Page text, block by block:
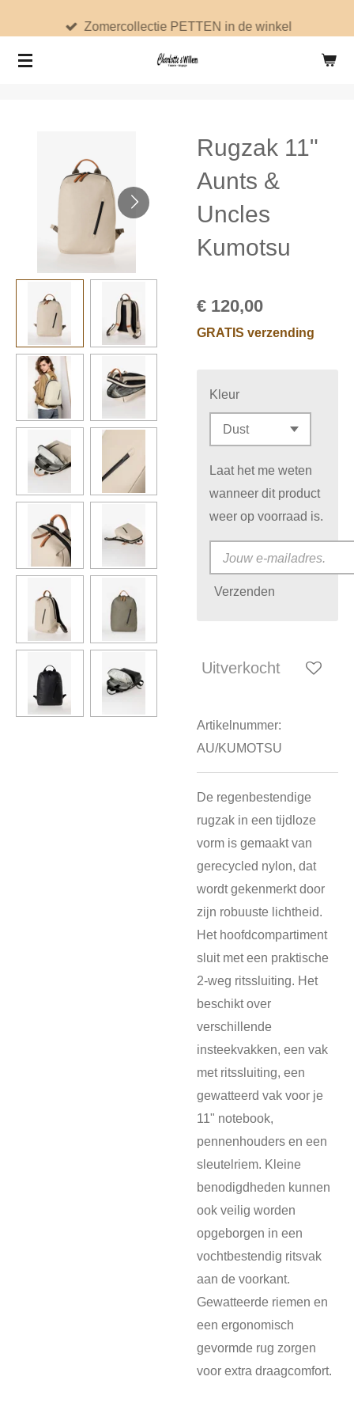
direct
naar
Zomercollectie PETTEN in de winkel
Rugzak 11"
Aunts &
Uncles
Kumotsu
€ 120,00
GRATIS verzending
Kleur
Laat het me weten
wanneer dit product
weer op voorraad is.
Verzenden
Uitverkocht
Artikelnummer:
AU/KUMOTSU
De regenbestendige
rugzak in een tijdloze
vorm is gemaakt van
gerecycled nylon, dat
wordt gekenmerkt door
zijn robuuste lichtheid.
Het hoofdcompartiment
sluit met een praktische
2-weg ritssluiting. Het
beschikt over
verschillende
insteekvakken, een vak
met ritssluiting, een
gewatteerd vak voor je
11" notebook,
pennenhouders en een
sleutelriem. Kleine
benodigdheden kunnen
ook veilig worden
opgeborgen in een
vochtbestendig ritsvak
aan de voorkant.
Gewatteerde riemen en
een ergonomisch
gevormde rug zorgen
voor extra draagcomfort.